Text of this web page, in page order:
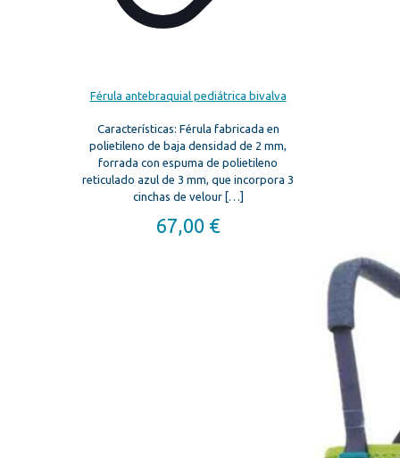
Férula antebraquial pediátrica bivalva
Características: Férula fabricada en
polietileno de baja densidad de 2 mm,
forrada con espuma de polietileno
reticulado azul de 3 mm, que incorpora 3
cinchas de velour[…]
67,00 €